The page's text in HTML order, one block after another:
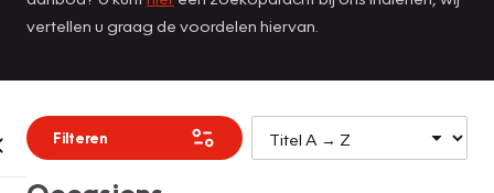
vertellen u graag de voordelen hiervan.
Filteren